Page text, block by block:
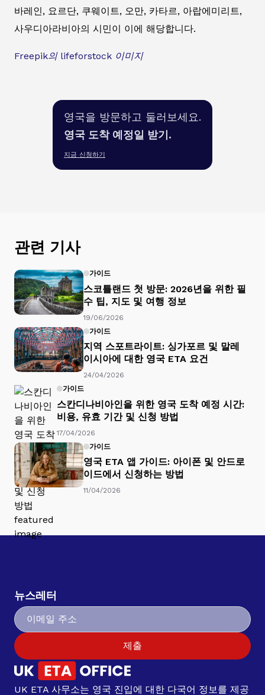
바레인, 요르단, 쿠웨이트, 오만, 카타르, 아랍에미리트,
사우디아라비아의 시민이 이에 해당합니다.
Freepik의 lifeforstock 이미지
영국을 방문하고 둘러보세요.
영국 도착 예정일 받기.
지금 신청하기
관련 기사
가이드
스코틀랜드 첫 방문: 2026년을 위한 필
수 팁, 지도 및 여행 정보
19/06/2026
가이드
지역 스포트라이트: 싱가포르 및 말레
이시아에 대한 영국 ETA 요건
24/04/2026
가이드
스칸디나비아인을 위한 영국 도착 예정 시간:
비용, 유효 기간 및 신청 방법
17/04/2026
가이드
영국 ETA 앱 가이드: 아이폰 및 안드로
이드에서 신청하는 방법
11/04/2026
뉴스레터
제출
UK ETA 사무소는 영국 진입에 대한 다국어 정보를 제공